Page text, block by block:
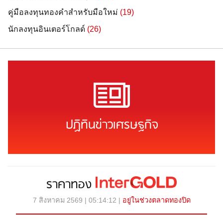
คู่มือลงทุนทองคำสำหรับมือใหม่ (19)
นักลงทุนอินเตอร์โกลด์ (26)
ปฏิทินข่าวเศรษฐกิจ
ราคาทอง
7 สิงหาคม 2569 | 05:14:12 | อยู่ในช่วงตลาดทองปิด